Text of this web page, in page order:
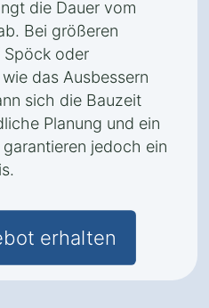
die Dauer vom
Bei größeren
Spöck oder
das Ausbessern
sich die Bauzeit
Planung und ein
jedoch ein
erhalten